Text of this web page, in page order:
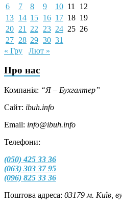
6
7 8 9 10 11
12
13 14 15 16 17 18 19
20 21 22 23 24 25 26
27 28 29 30 31
« Гру
Лют »
Про нас
Компанія: “Я – Бухгалтер”
Сайт: ibuh.info
Email: info@ibuh.info
Телефони:
(050) 425 33 36
(063) 303 37 95
(096) 825 33 36
Поштова адреса: 03179 м. Київ,